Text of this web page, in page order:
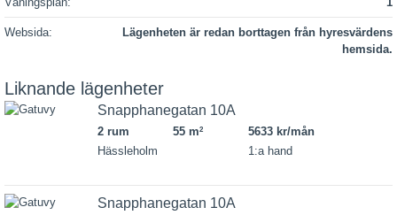
Websida:
Lägenheten är redan borttagen från hyresvärdens
hemsida.
Liknande lägenheter
Snapphanegatan 10A
2 rum 55 m2
5633 kr/mån
Hässleholm
1:a hand
Snapphanegatan 10A